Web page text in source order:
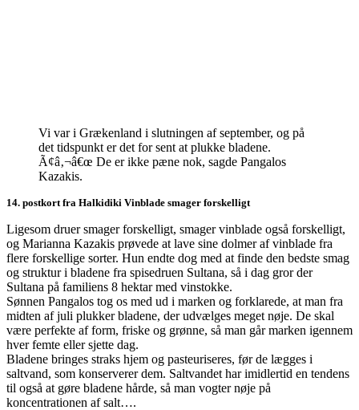
Vi var i Grækenland i slutningen af september, og på
det tidspunkt er det for sent at plukke bladene.
Ã¢â‚¬â€œ De er ikke pæne nok, sagde Pangalos
Kazakis.
14. postkort fra Halkidiki Vinblade smager forskelligt
Ligesom druer smager forskelligt, smager vinblade også forskelligt,
og Marianna Kazakis prøvede at lave sine dolmer af vinblade fra
flere forskellige sorter. Hun endte dog med at finde den bedste smag
og struktur i bladene fra spisedruen Sultana, så i dag gror der
Sultana på familiens 8 hektar med vinstokke.
Sønnen Pangalos tog os med ud i marken og forklarede, at man fra
midten af juli plukker bladene, der udvælges meget nøje. De skal
være perfekte af form, friske og grønne, så man går marken igennem
hver femte eller sjette dag.
Bladene bringes straks hjem og pasteuriseres, før de lægges i
saltvand, som konserverer dem. Saltvandet har imidlertid en tendens
til også at gøre bladene hårde, så man vogter nøje på
koncentrationen af salt….